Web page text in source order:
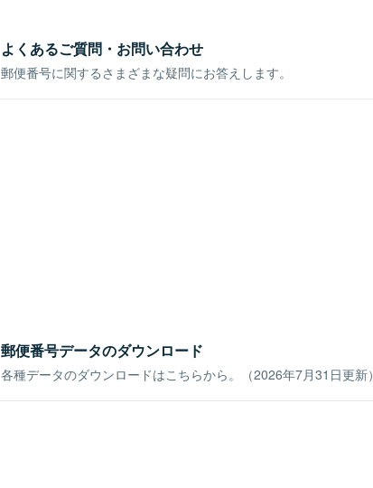
よくあるご質問・お問い合わせ
郵便番号に関するさまざまな疑問にお答えします。
郵便番号データのダウンロード
各種データのダウンロードはこちらから。（2026年7月31日更新）